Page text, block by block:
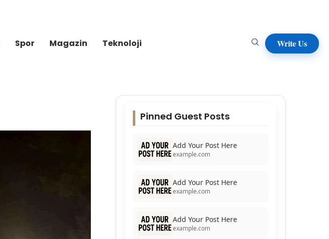
Spor Magazin Teknoloji Write Us
Pinned Guest Posts
Add Your Post Here
example.com
Add Your Post Here
example.com
Add Your Post Here
example.com